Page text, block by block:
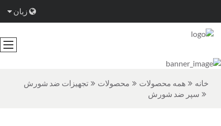
زبان
خانه همه محصولات محصولات
تجهیزات ضد شورش
سپر ضد شورش